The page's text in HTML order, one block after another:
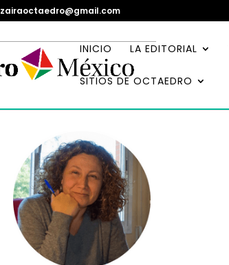
zairaoctaedro@gmail.com
INICIO LA EDITORIAL
SITIOS DE OCTAEDRO